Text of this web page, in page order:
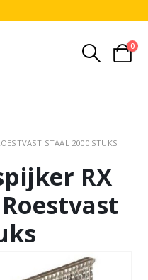
0
STAAL 2000 STUKS
RX